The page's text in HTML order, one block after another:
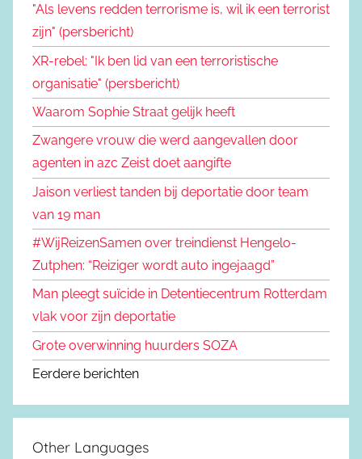
"Als levens redden terrorisme is, wil ik een terrorist
zijn" (persbericht)
XR-rebel: "Ik ben lid van een terroristische
organisatie" (persbericht)
Waarom Sophie Straat gelijk heeft
Zwangere vrouw die werd aangevallen door
agenten in azc Zeist doet aangifte
Jaison verliest tanden bij deportatie door team
van 19 man
#WijReizenSamen over treindienst Hengelo-
Zutphen: “Reiziger wordt auto ingejaagd”
Man pleegt suïcide in Detentiecentrum Rotterdam
vlak voor zijn deportatie
Grote overwinning huurders SOZA
Eerdere berichten
Other Languages